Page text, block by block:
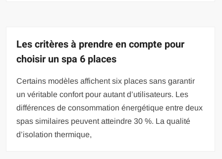
Les critères à prendre en compte pour
choisir un spa 6 places
Certains modèles affichent six places sans garantir
un véritable confort pour autant d’utilisateurs. Les
différences de consommation énergétique entre deux
spas similaires peuvent atteindre 30 %. La qualité
d’isolation thermique,